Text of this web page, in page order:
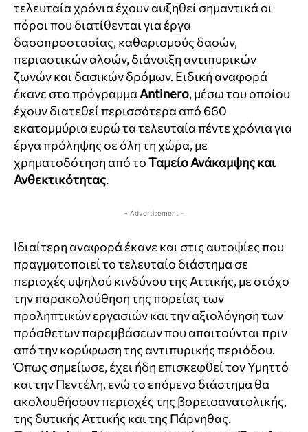
τελευταία χρόνια έχουν αυξηθεί σημαντικά οι
πόροι που διατίθενται για έργα
δασοπροστασίας, καθαρισμούς δασών,
περιαστικών αλσών, διάνοιξη αντιπυρικών
ζωνών και δασικών δρόμων. Ειδική αναφορά
έκανε στο πρόγραμμαAntinero, μέσω του οποίου
έχουν διατεθεί περισσότερα από 660
εκατομμύρια ευρώ τα τελευταία πέντε χρόνια για
έργα πρόληψης σε όλη τη χώρα, με
χρηματοδότηση από τοΤαμείο Ανάκαμψης και
Ανθεκτικότητας.
- Advertisement -
Ιδιαίτερη αναφορά έκανε και στις αυτοψίες που
πραγματοποιεί το τελευταίο διάστημα σε
περιοχές υψηλού κινδύνου της Αττικής, με στόχο
την παρακολούθηση της πορείας των
προληπτικών εργασιών και την αξιολόγηση των
πρόσθετων παρεμβάσεων που απαιτούνται πριν
από την κορύφωση της αντιπυρικής περιόδου.
Όπως σημείωσε, έχει ήδη επισκεφθεί τον Υμηττό
και την Πεντέλη, ενώ το επόμενο διάστημα θα
ακολουθήσουν περιοχές της βορειοανατολικής,
της δυτικής Αττικής και της Πάρνηθας.